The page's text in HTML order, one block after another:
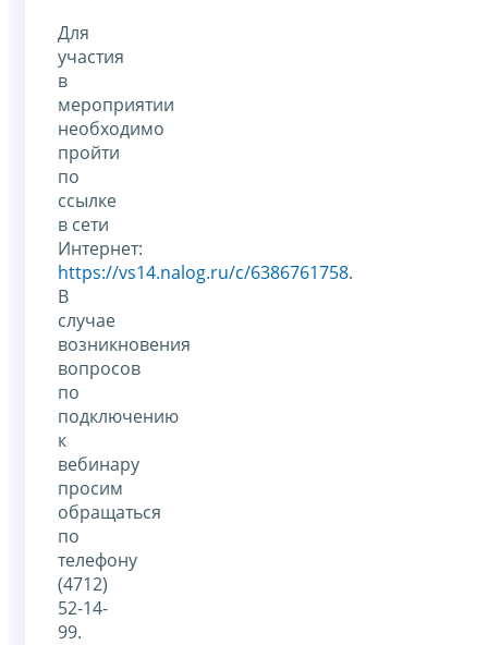
Для
участия
в
мероприятии
необходимо
пройти
по
ссылке
в сети
Интернет:
https://vs14.nalog.ru/c/6386761758.
В
случае
возникновения
вопросов
по
подключению
к
вебинару
просим
обращаться
по
телефону
(4712)
52-14-
99.